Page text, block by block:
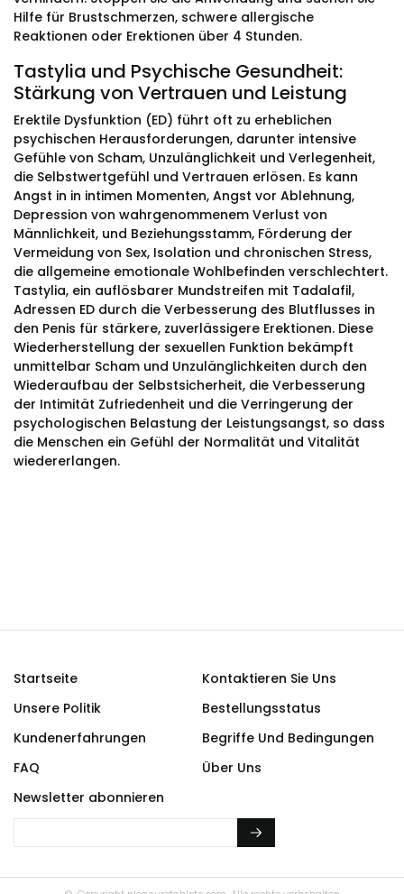
Hilfe für Brustschmerzen, schwere allergische
Reaktionen oder Erektionen über 4 Stunden.
Tastylia und Psychische Gesundheit:
Stärkung von Vertrauen und Leistung
Erektile Dysfunktion (ED) führt oft zu erheblichen
psychischen Herausforderungen, darunter intensive
Gefühle von Scham, Unzulänglichkeit und Verlegenheit,
die Selbstwertgefühl und Vertrauen erlösen. Es kann
Angst in in intimen Momenten, Angst vor Ablehnung,
Depression von wahrgenommenem Verlust von
Männlichkeit, und Beziehungsstamm, Förderung der
Vermeidung von Sex, Isolation und chronischen Stress,
die allgemeine emotionale Wohlbefinden verschlechtert.
Tastylia, ein auflösbarer Mundstreifen mit Tadalafil,
Adressen ED durch die Verbesserung des Blutflusses in
den Penis für stärkere, zuverlässigere Erektionen. Diese
Wiederherstellung der sexuellen Funktion bekämpft
unmittelbar Scham und Unzulänglichkeiten durch den
Wiederaufbau der Selbstsicherheit, die Verbesserung
der Intimität Zufriedenheit und die Verringerung der
psychologischen Belastung der Leistungsangst, so dass
die Menschen ein Gefühl der Normalität und Vitalität
wiedererlangen.
Startseite
Kontaktieren Sie Uns
Unsere Politik
Bestellungsstatus
Kundenerfahrungen
Begriffe Und Bedingungen
FAQ
Über Uns
Newsletter abonnieren